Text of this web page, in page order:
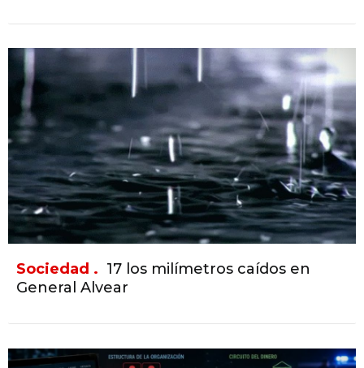
Sociedad . 17 los milímetros caídos en
General Alvear